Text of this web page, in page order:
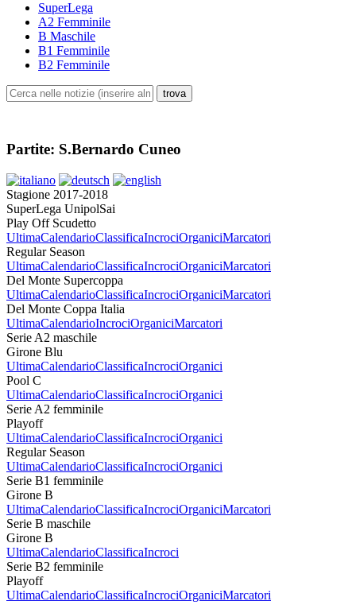
SuperLega
A2 Femminile
B Maschile
B1 Femminile
B2 Femminile
Partite: S.Bernardo Cuneo
Stagione 2017-2018
SuperLega UnipolSai
Play Off Scudetto
UltimaCalendarioClassificaIncrociOrganiciMarcatori
Regular Season
UltimaCalendarioClassificaIncrociOrganiciMarcatori
Del Monte Supercoppa
UltimaCalendarioClassificaIncrociOrganiciMarcatori
Del Monte Coppa Italia
UltimaCalendarioIncrociOrganiciMarcatori
Serie A2 maschile
Girone Blu
UltimaCalendarioClassificaIncrociOrganici
Pool C
UltimaCalendarioClassificaIncrociOrganici
Serie A2 femminile
Playoff
UltimaCalendarioClassificaIncrociOrganici
Regular Season
UltimaCalendarioClassificaIncrociOrganici
Serie B1 femminile
Girone B
UltimaCalendarioClassificaIncrociOrganiciMarcatori
Serie B maschile
Girone B
UltimaCalendarioClassificaIncroci
Serie B2 femminile
Playoff
UltimaCalendarioClassificaIncrociOrganiciMarcatori